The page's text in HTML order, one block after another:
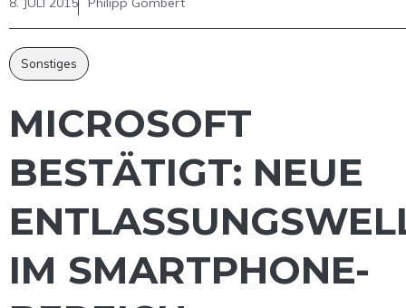
Sonstiges
MICROSOFT
BESTÄTIGT: NEUE
IM SMARTPHONE-